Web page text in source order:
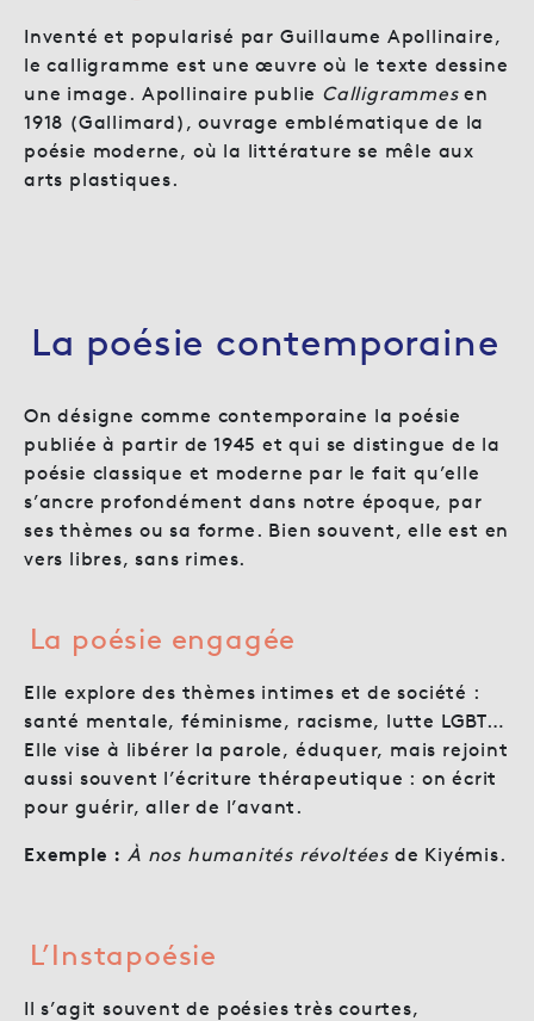
Inventé et popularisé par Guillaume Apollinaire,
le calligramme est une œuvre où le texte dessine
une image. Apollinaire publie Calligrammesen
1918 (Gallimard), ouvrage emblématique de la
poésie moderne, où la littérature se mêle aux
arts plastiques.
La poésie contemporaine
On désigne comme contemporaine la poésie
publiée à partir de 1945 et qui se distingue de la
poésie classique et moderne par le fait qu’elle
s’ancre profondément dans notre époque, par
ses thèmes ou sa forme. Bien souvent, elle est en
vers libres, sans rimes.
La poésie engagée
Elle explore des thèmes intimes et de société :
santé mentale, féminisme, racisme, lutte LGBT…
Elle vise à libérer la parole, éduquer, mais rejoint
aussi souvent l’écriture thérapeutique : on écrit
pour guérir, aller de l’avant.
Exemple : À nos humanités révoltées de Kiyémis.
L’Instapoésie
Il s’agit souvent de poésies très courtes,